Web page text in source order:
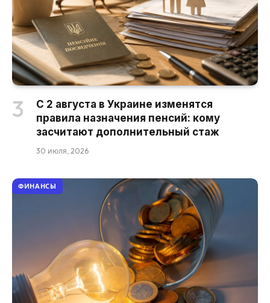
С 2 августа в Украине изменятся
правила назначения пенсий: кому
засчитают дополнительный стаж
30 июля, 2026
ФИНАНСЫ